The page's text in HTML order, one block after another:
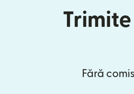
Fără